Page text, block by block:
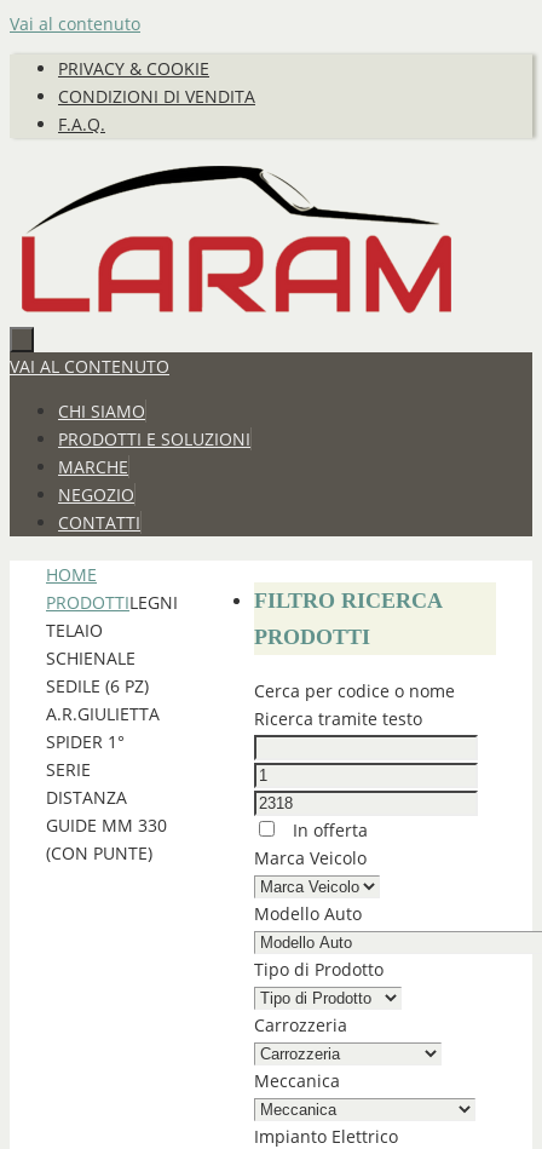
Vai al contenuto
PRIVACY & COOKIE
CONDIZIONI DI VENDITA
F.A.Q.
VAI AL CONTENUTO
CHI SIAMO
PRODOTTI E SOLUZIONI
MARCHE
NEGOZIO
CONTATTI
HOME
PRODOTTILEGNI
TELAIO
SCHIENALE
SEDILE (6 PZ)
A.R.GIULIETTA
SPIDER 1°
SERIE
DISTANZA
GUIDE MM 330
(CON PUNTE)
FILTRO RICERCA
PRODOTTI
Cerca per codice o nome
Ricerca tramite testo
In offerta
Marca Veicolo
Modello Auto
Tipo di Prodotto
Carrozzeria
Meccanica
Impianto Elettrico